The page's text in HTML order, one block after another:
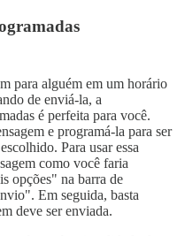
para alguém em um horário
de enviá-la, a
é perfeita para você.
e programá-la para ser
Para usar essa
como você faria
opções" na barra de
Em seguida, basta
deve ser enviada.